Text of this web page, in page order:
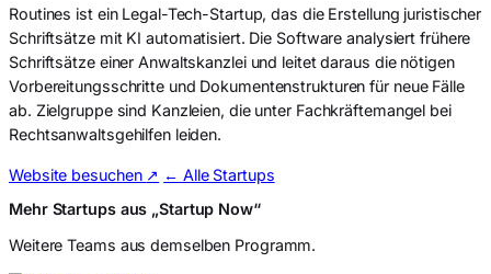
Routines ist ein Legal-Tech-Startup, das die Erstellung juristischer
Schriftsätze mit KI automatisiert. Die Software analysiert frühere
Schriftsätze einer Anwaltskanzlei und leitet daraus die nötigen
Vorbereitungsschritte und Dokumentenstrukturen für neue Fälle
ab. Zielgruppe sind Kanzleien, die unter Fachkräftemangel bei
Rechtsanwaltsgehilfen leiden.
Website besuchen ↗ ← Alle Startups
Mehr Startups aus „Startup Now“
Weitere Teams aus demselben Programm.